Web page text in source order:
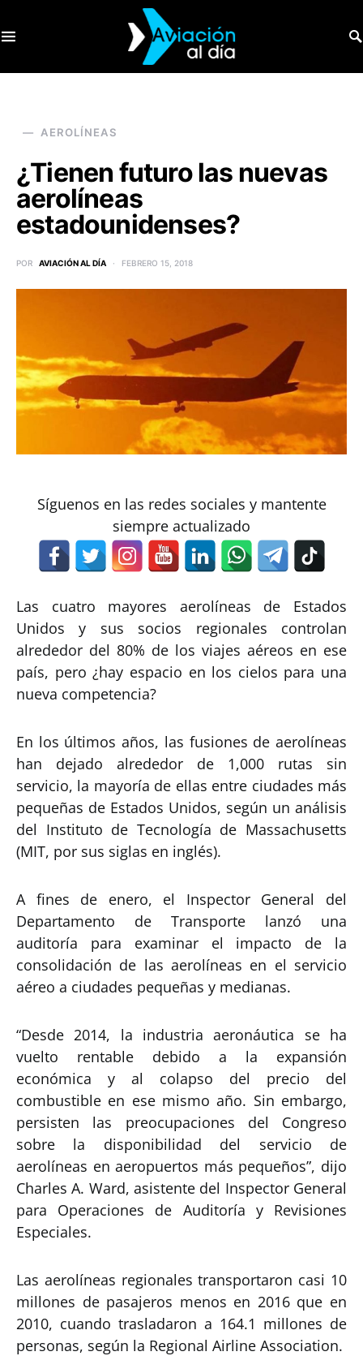
AEROLÍNEAS
¿Tienen futuro las nuevas
aerolíneas
estadounidenses?
POR AVIACIÓN AL DÍA FEBRERO 15, 2018
Síguenos en las redes sociales y mantente
siempre actualizado
Las cuatro mayores aerolíneas de Estados
Unidos y sus socios regionales controlan
alrededor del 80% de los viajes aéreos en ese
país, pero ¿hay espacio en los cielos para una
nueva competencia?
En los últimos años, las fusiones de aerolíneas
han dejado alrededor de 1,000 rutas sin
servicio, la mayoría de ellas entre ciudades más
pequeñas de Estados Unidos, según un análisis
del Instituto de Tecnología de Massachusetts
(MIT, por sus siglas en inglés).
A fines de enero, el Inspector General del
Departamento de Transporte lanzó una
auditoría para examinar el impacto de la
consolidación de las aerolíneas en el servicio
aéreo a ciudades pequeñas y medianas.
“Desde 2014, la industria aeronáutica se ha
vuelto rentable debido a la expansión
económica y al colapso del precio del
combustible en ese mismo año. Sin embargo,
persisten las preocupaciones del Congreso
sobre la disponibilidad del servicio de
aerolíneas en aeropuertos más pequeños”, dijo
Charles A. Ward, asistente del Inspector General
para Operaciones de Auditoría y Revisiones
Especiales.
Las aerolíneas regionales transportaron casi 10
millones de pasajeros menos en 2016 que en
2010, cuando trasladaron a 164.1 millones de
personas, según la Regional Airline Association.